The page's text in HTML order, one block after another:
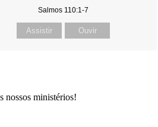
Salmos 110:1-7
Assistir Ouvir
nossos ministérios!